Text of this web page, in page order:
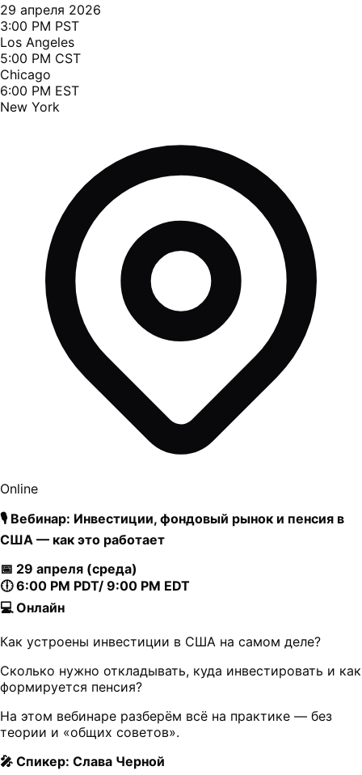
29 апреля 2026
3:00 PM PST
Los Angeles
5:00 PM CST
Chicago
6:00 PM EST
New York
Online
🎙 Вебинар: Инвестиции, фондовый рынок и пенсия в
США — как это работает
📅 29 апреля (среда)
🕕 6:00 PM PDT/ 9:00 PM EDT
💻 Онлайн
Как устроены инвестиции в США на самом деле?
Сколько нужно откладывать, куда инвестировать и как
формируется пенсия?
На этом вебинаре разберём всё на практике — без
теории и «общих советов».
🎤 Спикер: Слава Черной